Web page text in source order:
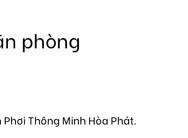
phòng
Phơi Thông Minh Hòa Phát.